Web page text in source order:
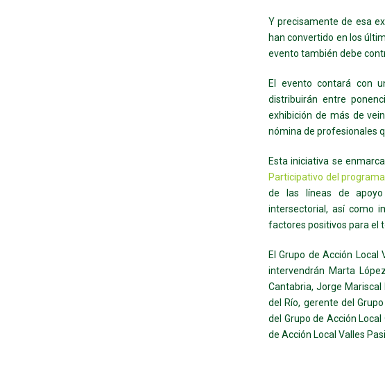
Y precisamente de esa
han convertido en los
evento también debe
El evento contará con
distribuirán entre
exhibición de más de
nómina de profesionales
Esta iniciativa se
Participativo del
de las líneas de
intersectorial, así como
factores positivos para el
El Grupo de Acción
intervendrán Marta
Cantabria, Jorge
del Río, gerente del
del Grupo de Acción
de Acción Local Valles